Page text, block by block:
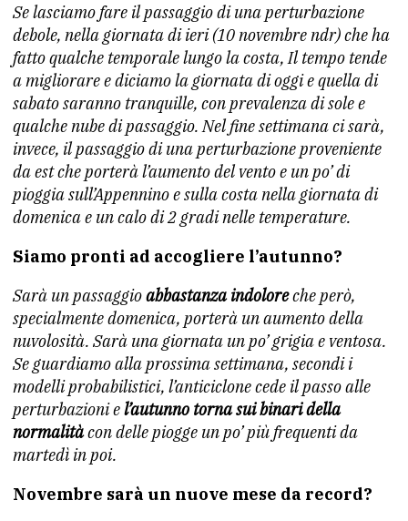
Se lasciamo fare il passaggio di una perturbazione
debole, nella giornata di ieri (10 novembre ndr) che ha
fatto qualche temporale lungo la costa, Il tempo tende
a migliorare e diciamo la giornata di oggi e quella di
sabato saranno tranquille, con prevalenza di sole e
qualche nube di passaggio. Nel fine settimana ci sarà,
invece, il passaggio di una perturbazione proveniente
da est che porterà l’aumento del vento e un po’ di
pioggia sull’Appennino e sulla costa nella giornata di
domenica e un calo di 2 gradi nelle temperature.
Siamo pronti ad accogliere l’autunno?
Sarà un passaggioabbastanza indoloreche però,
specialmente domenica, porterà un aumento della
nuvolosità. Sarà una giornata un po’ grigia e ventosa.
Se guardiamo alla prossima settimana, secondi i
modelli probabilistici, l’anticiclone cede il passo alle
perturbazioni el’autunno torna sui binari della
normalitàcon delle piogge un po’ più frequenti da
martedì in poi.
Novembre sarà un nuove mese da record?